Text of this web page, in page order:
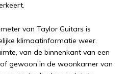
van Taylor Guitars is
klimaatinformatie weer.
van de binnenkant van een
gewoon in de woonkamer van